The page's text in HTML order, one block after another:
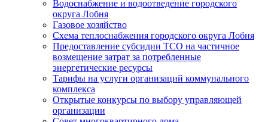
Водоснабжение и водоотведение городского
округа Лобня
Газовое хозяйство
Схема теплоснабжения городского округа Лобня
Предоставление субсидии ТСО на частичное
возмещение затрат за потребленные
энергетические ресурсы
Тарифы на услуги организаций коммунального
комплекса
Открытые конкурсы по выбору управляющей
организации